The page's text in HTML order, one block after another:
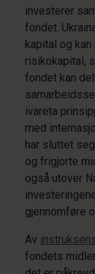
investerer
fondet.
kapital og
risikokapital,
fondet kan
ivareta
med
har sluttet
og frigjorte
også utover
gjennomføre
Av
fondets